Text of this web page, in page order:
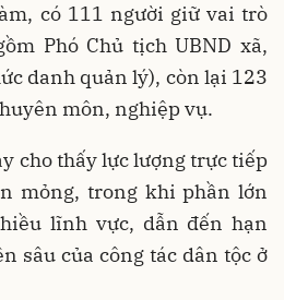
có 111 người giữ vai trò
Phó Chủ tịch UBND xã,
danh quản lý), còn lại 123
môn, nghiệp vụ.
cho thấy lực lượng trực tiếp
mỏng, trong khi phần lớn
lĩnh vực, dẫn đến hạn
sâu của công tác dân tộc ở